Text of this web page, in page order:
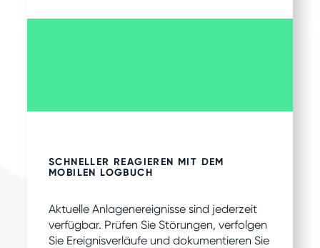
SCHNELLER REAGIEREN MIT DEM
MOBILEN LOGBUCH
Aktuelle Anlagenereignisse sind jederzeit
verfügbar. Prüfen Sie Störungen, verfolgen
Sie Ereignisverläufe und dokumentieren Sie